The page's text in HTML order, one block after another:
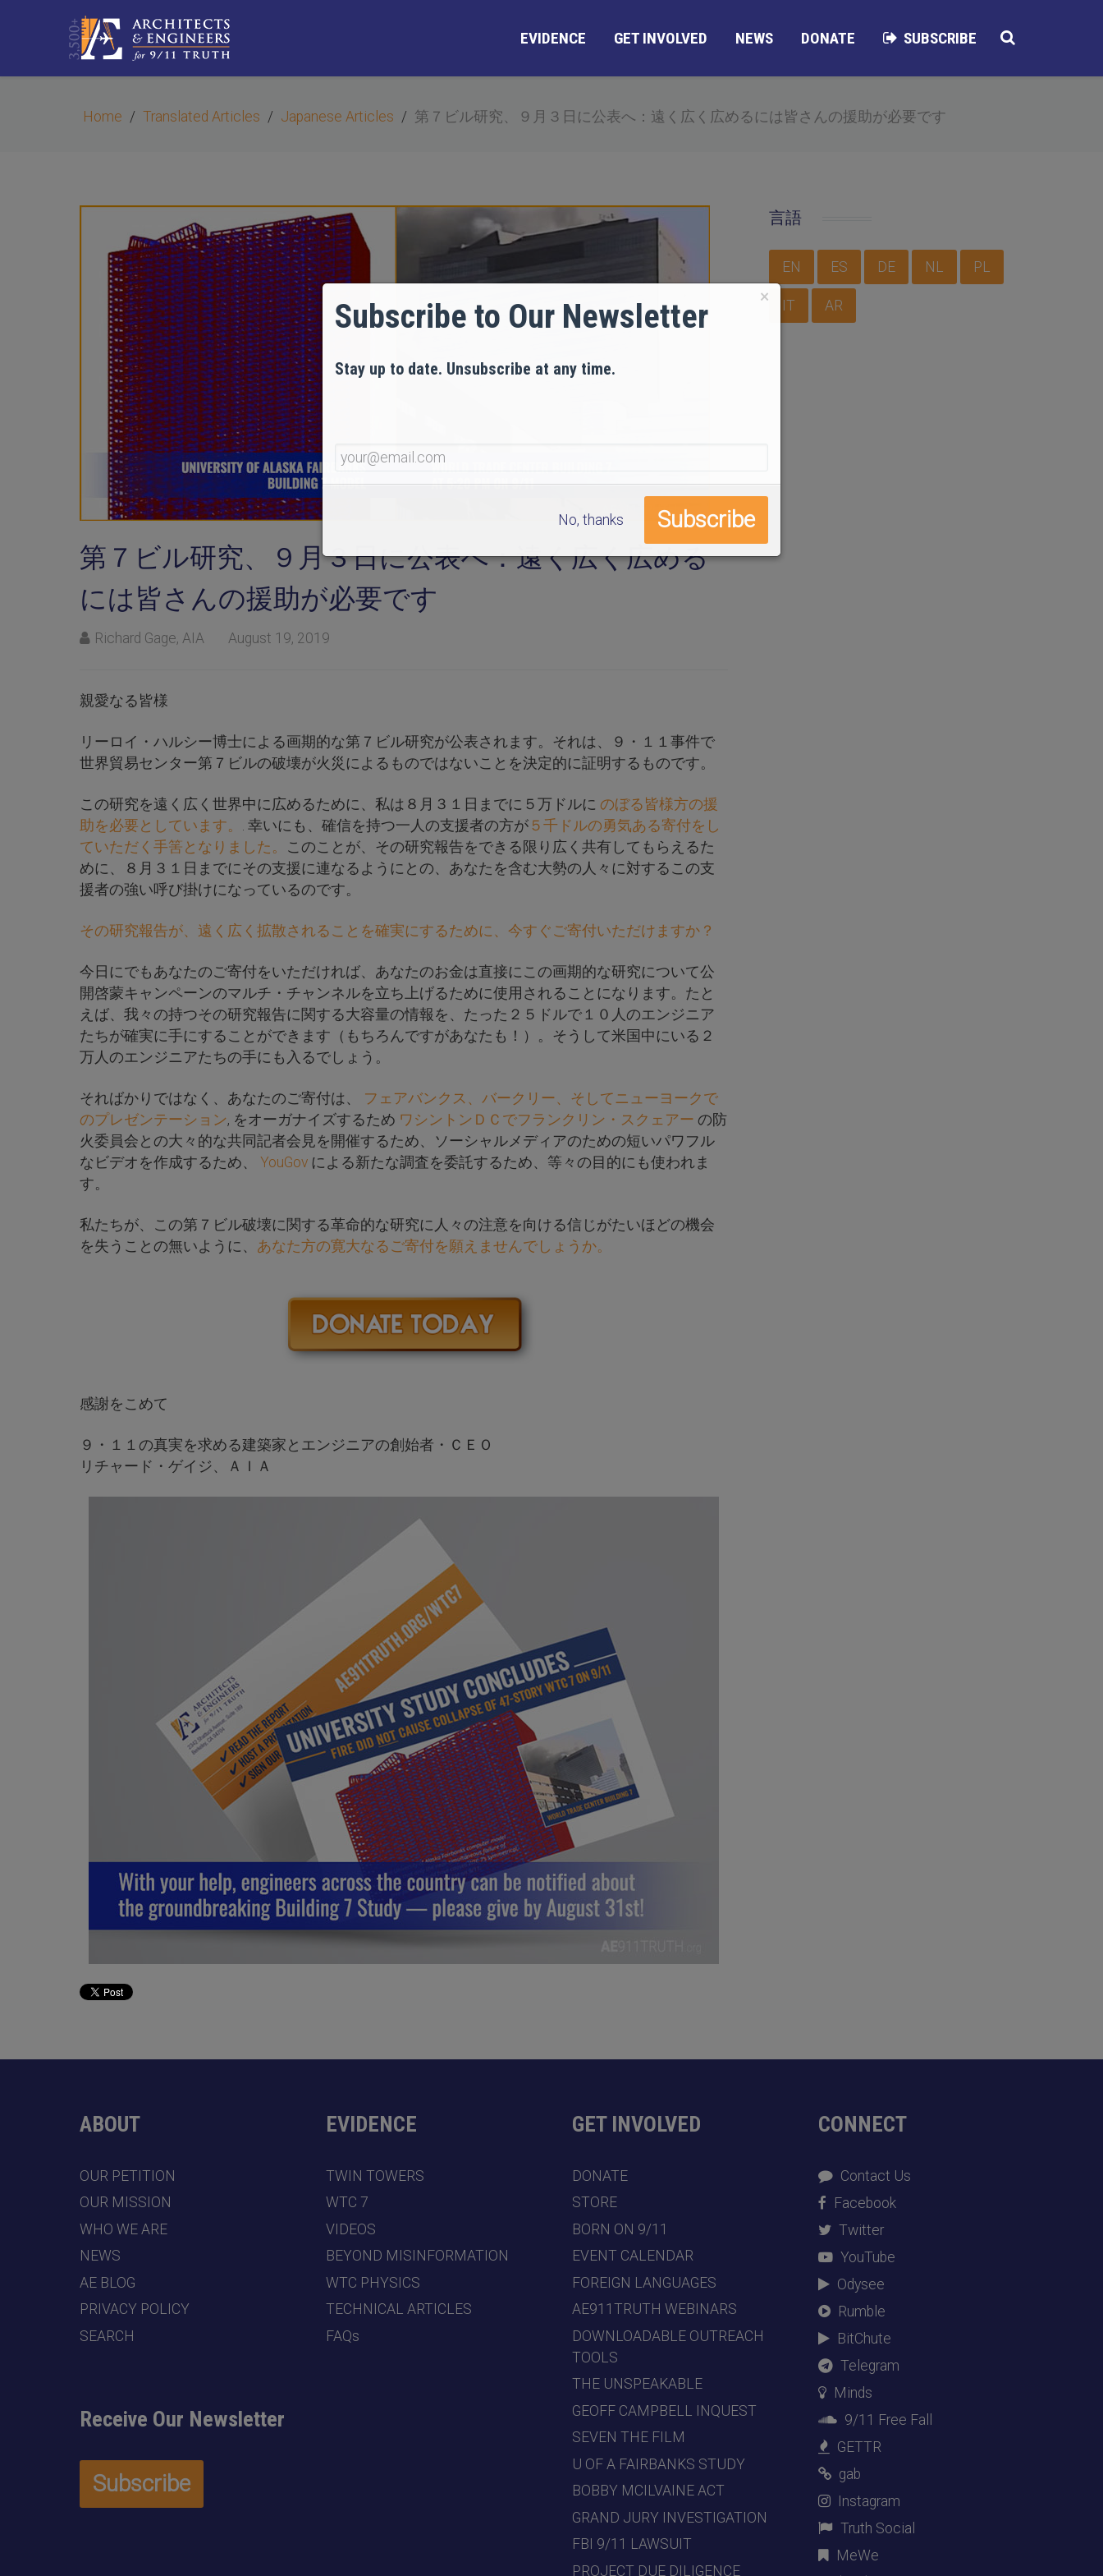
EVIDENCE GET INVOLVED NEWS DONATE SUBSCRIBE
Home Translated Articles Japanese Articles 第７ビル研究、９月３日に公表へ：遠く広く広めるには皆さんの援助が必要です
第７ビル研究、９月３日に公表へ：遠く広く広める
には皆さんの援助が必要です
Richard Gage, AIA August 19, 2019
親愛なる皆様
リーロイ・ハルシー博士による画期的な第７ビル研究が公表されます。それは、９・１１事件で
世界貿易センター第７ビルの破壊が火災によるものではないことを決定的に証明するものです。
この研究を遠く広く世界中に広めるために、私は８月３１日までに５万ドルに のぼる皆様方の援
助を必要としています。
. 幸いにも、確信を持つ一人の支援者の方が ５千ドルの勇気ある寄付をし
ていただく手筈となりました。 このことが、その研究報告をできる限り広く共有してもらえるた
めに、８月３１日までにその支援に連なるようにとの、あなたを含む大勢の人々に対するこの支
援者の強い呼び掛けになっているのです。
その研究報告が、遠く広く拡散されることを確実にするために、今すぐご寄付いただけますか？
今日にでもあなたのご寄付をいただければ、あなたのお金は直接にこの画期的な研究について公
開啓蒙キャンペーンのマルチ・チャンネルを立ち上げるために使用されることになります。たと
えば、我々の持つその研究報告に関する大容量の情報を、たった２５ドルで１０人のエンジニア
たちが確実に手にすることができます（もちろんですがあなたも！）。そうして米国中にいる２
万人のエンジニアたちの手にも入るでしょう。
そればかりではなく、あなたのご寄付は、 フェアバンクス、バークリー、そしてニューヨークで
のプレゼンテーション, をオーガナイズするため ワシントンＤＣでフランクリン・スクェアー の防
火委員会との大々的な共同記者会見を開催するため、ソーシャルメディアのための短いパワフル
なビデオを作成するため、 YouGov による新たな調査を委託するため、等々の目的にも使われま
す。
私たちが、この第７ビル破壊に関する革命的な研究に人々の注意を向ける信じがたいほどの機会
を失うことの無いように、 あなた方の寛大なるご寄付を願えませんでしょうか。
感謝をこめて
９・１１の真実を求める建築家とエンジニアの創始者・ＣＥＯ
リチャード・ゲイジ、ＡＩＡ
言語
EN ES DE NL PL
IT AR
ABOUT
OUR PETITION
OUR MISSION
WHO WE ARE
NEWS
AE BLOG
PRIVACY POLICY
SEARCH
Receive Our Newsletter
EVIDENCE
TWIN TOWERS
WTC 7
VIDEOS
BEYOND MISINFORMATION
WTC PHYSICS
TECHNICAL ARTICLES
FAQs
GET INVOLVED
DONATE
STORE
BORN ON 9/11
EVENT CALENDAR
FOREIGN LANGUAGES
AE911TRUTH WEBINARS
DOWNLOADABLE OUTREACH
TOOLS
THE UNSPEAKABLE
GEOFF CAMPBELL INQUEST
SEVEN THE FILM
U OF A FAIRBANKS STUDY
BOBBY MCILVAINE ACT
GRAND JURY INVESTIGATION
FBI 9/11 LAWSUIT
PROJECT DUE DILIGENCE
CONNECT
Contact Us
Facebook
Twitter
YouTube
Odysee
Rumble
BitChute
Telegram
Minds
9/11 Free Fall
GETTR
gab
Instagram
Truth Social
MeWe
×
Subscribe to Our Newsletter
Stay up to date. Unsubscribe at any time.
No, thanks